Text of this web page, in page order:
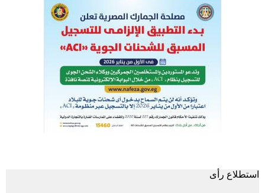
استطلاع رأى